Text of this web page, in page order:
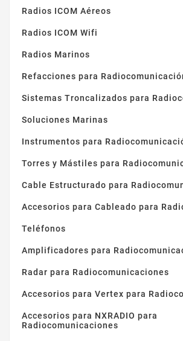
Radios ICOM Aéreos
Radios ICOM Wifi
Radios Marinos
Refacciones para
Sistemas Troncalizados para
Soluciones Marinas
Instrumentos para
Torres y Mástiles para
Cable Estructurado para
Accesorios para Cableado para
Teléfonos
Amplificadores para
Radar para Radiocomunicaciones
Accesorios para Vertex para
Accesorios para NXRADIO para
Radiocomunicaciones